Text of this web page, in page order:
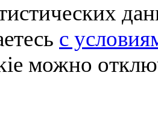
с
можно